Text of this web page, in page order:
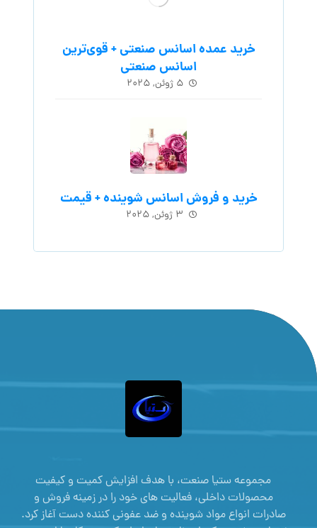
خرید عمده اسانس صنعتی + قوی‌ترین
اسانس‌ صنعتی
۵ ژوئن, ۲۰۲۵
خرید و فروش اسانس شوینده + قیمت
۳ ژوئن, ۲۰۲۵
مجموعه ستیا صنعت، با هدف افزایش کمیت و کیفیت
محصولات داخلی، فعالیت های خود را در زمینه فروش و
صادرات انواع مواد شوینده و ضد عفونی کننده دست آغاز کرد.